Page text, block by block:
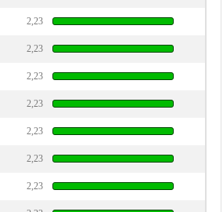
2,23
2,23
2,23
2,23
2,23
2,23
2,23